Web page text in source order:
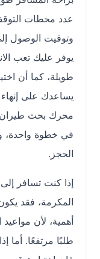
عدد محطات التوقف،
وتوقيت الوصول إلى
يوفر عليك تعب
طويلة، كما أن اختيار
يساعدك على إنهاء
محرك بحث طيران
في خطوة واحدة،
الحجز.
إذا كنت تسافر إلى جدة
المكرمة، فقد يكون
أهمية، لأن مواعيد
طلبًا مرتفعًا. أما إذا